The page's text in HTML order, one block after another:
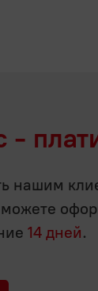
-
нашим
14 дней.